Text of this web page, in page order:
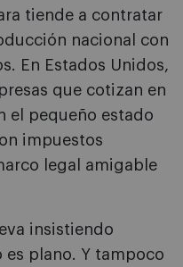
tiende a contratar
nacional con
En Estados Unidos,
que cotizan en
el pequeño estado
impuestos
legal amigable
insistiendo
es plano. Y tampoco